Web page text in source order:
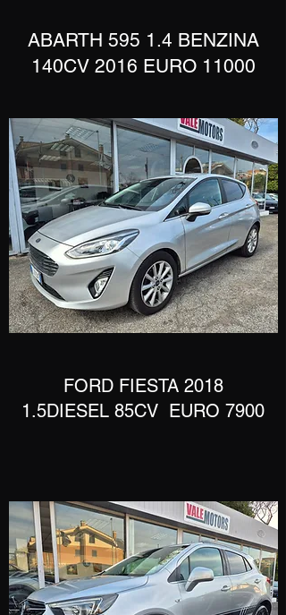
​ABARTH 595 1.4 BENZINA
140CV 2016 EURO 11000
​FORD FIESTA 2018
1.5DIESEL 85CV EURO 7900